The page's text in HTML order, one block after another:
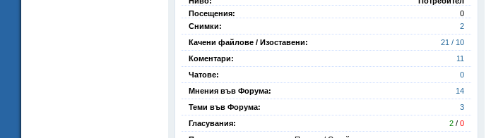
Посещения:
0
Снимки:
2
Качени файлове / Изоставени:
21 / 10
Коментари:
11
Чатове:
0
Мнения във Форума:
14
Теми във Форума:
3
Гласувания:
2 / 0